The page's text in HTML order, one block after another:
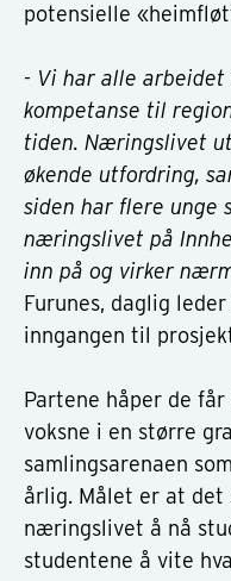
potensielle
- Vi har alle
kompetanse til
tiden. Næringslivet
økende utfordring,
siden har flere unge
næringslivet på
inn på og virker
Furunes, daglig
inngangen til
Partene håper de
voksne i en større
samlingsarenaen
årlig. Målet er at
næringslivet å nå
studentene å vite